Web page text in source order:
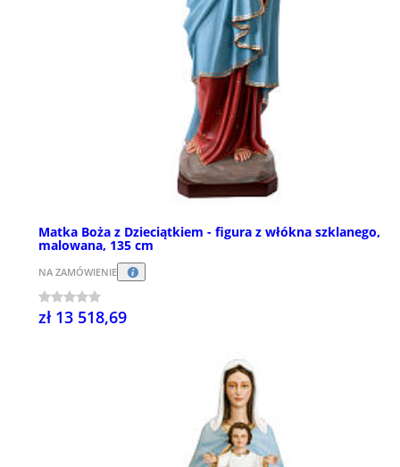
Matka Boża z Dzieciątkiem - figura z włókna szklanego,
malowana, 135 cm
NA ZAMÓWIENIE
zł 13 518,69